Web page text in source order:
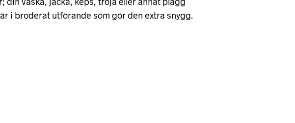
i broderat utförande som gör den extra snygg.